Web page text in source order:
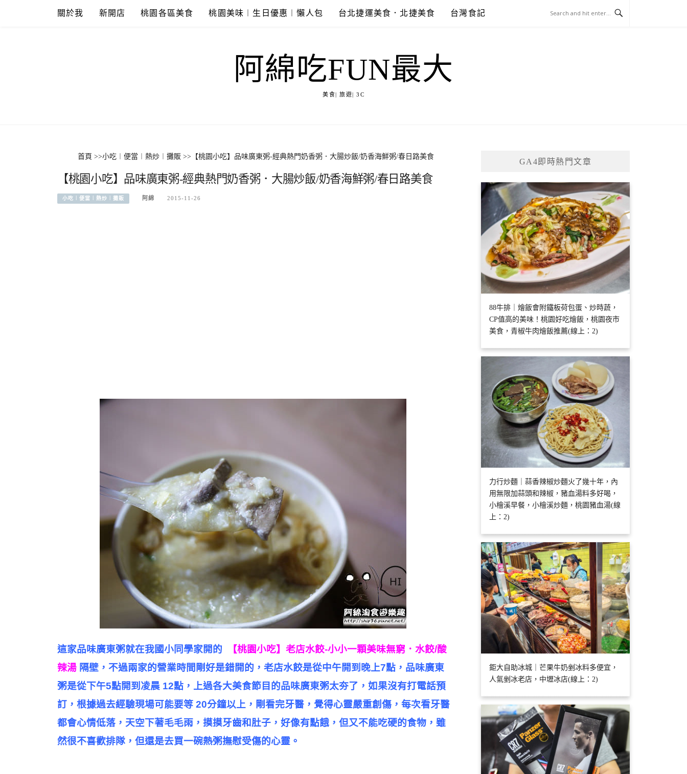
關於我 新開店 桃園各區美食 桃園美味︱生日優惠︱懶人包 台北捷運美食．北捷美食 台灣食記
阿綿吃FUN最大
美食| 旅遊| 3C
首頁 >>小吃︱便當︱熱炒︱攤販 >> 【桃園小吃】品味廣東粥-經典熱門奶香粥．大腸炒飯/奶香海鮮粥/春日路美食
【桃園小吃】品味廣東粥-經典熱門奶香粥．大腸炒飯/奶香海鮮粥/春日路美食
小吃︱便當︱熱炒︱攤販 阿綿 2015-11-26
這家品味廣東粥就在我國小同學家開的
【桃園小吃】老店水餃-小小一顆美味無窮．水餃/酸
辣湯 隔壁，不過兩家的營業時間剛好是錯開的，老店水餃是從中午開到晚上7點，品味廣東
粥是從下午5點開到凌晨 12點，上過各大美食節目的品味廣東粥太夯了，如果沒有打電話預
訂，根據過去經驗現場可能要等 20分鐘以上，剛看完牙醫，覺得心靈嚴重創傷，每次看牙醫
都會心情低落，天空下著毛毛雨，摸摸牙齒和肚子，好像有點餓，但又不能吃硬的食物，雖
然很不喜歡排隊，但還是去買一碗熱粥撫慰受傷的心靈。
GA4即時熱門文章
88牛排｜燴飯會附鐵板荷包蛋、炒時蔬，
CP值高的美味！桃園好吃燴飯，桃園夜市
美食，青椒牛肉燴飯推薦(線上：2)
力行炒麵｜蒜香辣椒炒麵火了幾十年，內
用無限加蒜頭和辣椒，豬血湯料多好喝，
小檜溪早餐，小檜溪炒麵，桃園豬血湯(線
上：2)
鉅大自助冰城｜芒果牛奶剉冰料多便宜，
人氣剉冰老店，中壢冰店(線上：2)